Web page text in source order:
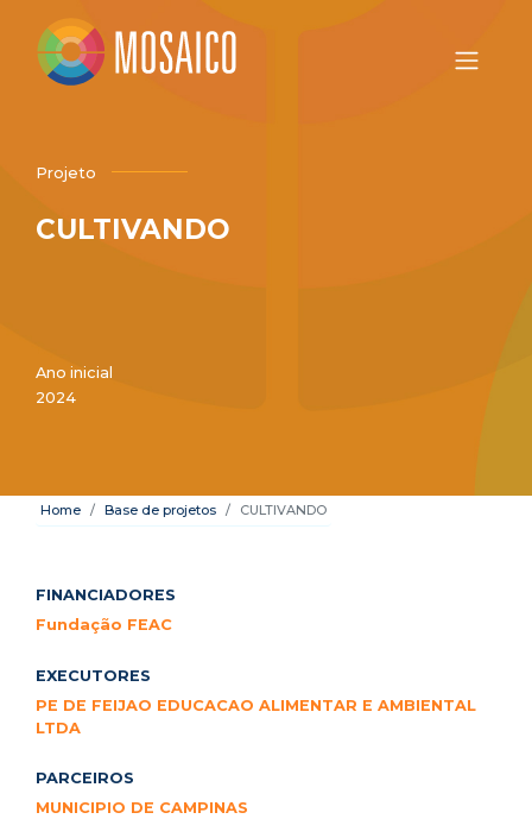
Projeto
CULTIVANDO
Ano inicial
2024
Home Base de projetos CULTIVANDO
FINANCIADORES
Fundação FEAC
EXECUTORES
PE DE FEIJAO EDUCACAO ALIMENTAR E AMBIENTAL
LTDA
PARCEIROS
MUNICIPIO DE CAMPINAS